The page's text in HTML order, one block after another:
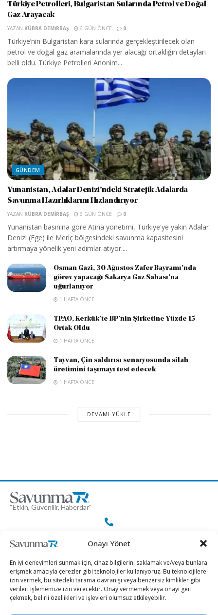
Onayı Yönet
En iyi deneyimleri sunmak için, cihaz bilgilerini saklamak ve/veya bunlara
erişmek amacıyla çerezler gibi teknolojiler kullanıyoruz. Bu teknolojilere
izin vermek, bu sitedeki tarama davranışı veya benzersiz kimlikler gibi
verileri işlememize izin verecektir. Onay vermemek veya onayı geri
çekmek, belirli özellikleri ve işlevleri olumsuz etkileyebilir.
Türkiye Petrolleri, Bulgaristan Sularında Petrol ve Doğal
Gaz Arayacak
YAZAN KÜBRA DEMIRBAŞ 6 GÜN ÖNCE 0
Türkiye’nin Bulgaristan kara sularında gerçekleştirilecek olan
petrol ve doğal gaz aramalarında yer alacağı ortaklığın detayları
belli oldu. Türkiye Petrolleri Anonim...
GÜNDEM
Yunanistan, Adalar Denizi’ndeki Stratejik Adalarda
Savunma Hazırlıklarını Hızlandırıyor
YAZAN KÜBRA DEMIRBAŞ 6 GÜN ÖNCE 0
Yunanistan basınına göre Atina yönetimi, Türkiye'ye yakın Adalar
Denizi (Ege) ile Meriç bölgesindeki savunma kapasitesini
artırmaya yönelik yeni adımlar atıyor....
Osman Gazi, 30 Ağustos Zafer Bayramı’nda
görev yapacağı Sakarya Gaz Sahası’na
uğurlanıyor
1 HAFTA ÖNCE
TPAO, Kerkük’te BP’nin Şirketine Yüzde 15
Ortak Oldu
1 HAFTA ÖNCE
Tayvan, Çin saldırısı senaryosunda silah
üretimini taşımayı test edecek
1 HAFTA ÖNCE
DEVAMI YÜKLE
“Etkin, Güvenilir, Haberdar”
+90 530 308 17 96
iletisim@savunmatr.com